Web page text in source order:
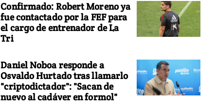
Confirmado: Robert Moreno ya
fue contactado por la FEF para
el cargo de entrenador de La
Tri
Daniel Noboa responde a
Osvaldo Hurtado tras llamarlo
"criptodictador": "Sacan de
nuevo al cadáver en formol"